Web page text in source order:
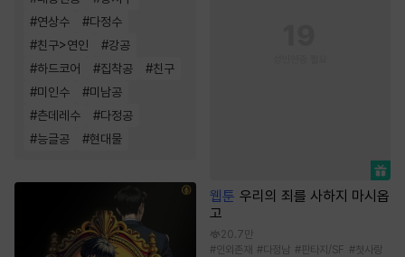
#연상수 #다정수
#친구>연인 #강공
#하드코어 #집착공 #친구
#미인수 #미남공
#츤데레수 #다정공
#능글공 #현대물
웹툰 우리의 죄를 사하지 마시옵
고
20.7만
#인외존재 #다정남 #판타지/SF #첫사랑